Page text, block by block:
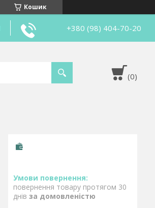
Кошик
+380 (98) 404-70-20
повернення товару протягом 30
днів за домовленістю